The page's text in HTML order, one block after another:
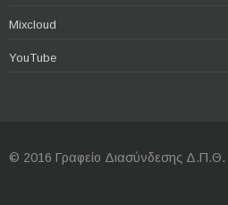
Mixcloud
YouTube
© 2016 Γραφείο Διασύνδεσης Δ.Π.Θ.